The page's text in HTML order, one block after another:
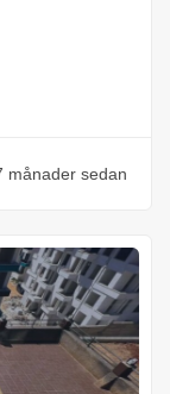
månader sedan